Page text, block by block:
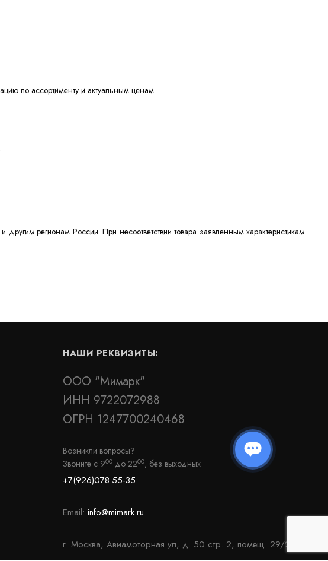
по ассортименту и актуальным ценам.
регионам России. При несоответствии товара заявленным характеристикам
НАШИ РЕКВИЗИТЫ:
ООО "Мимарк"
ИНН 9722072988
ОГРН 1247700240468
Возникли вопросы?
Звоните с 900 до 2200, без выходных
+7(926)078 55-35
Email: info@mimark.ru
г. Москва, Авиамоторная ул, д. 50 стр. 2, помещ. 29/2